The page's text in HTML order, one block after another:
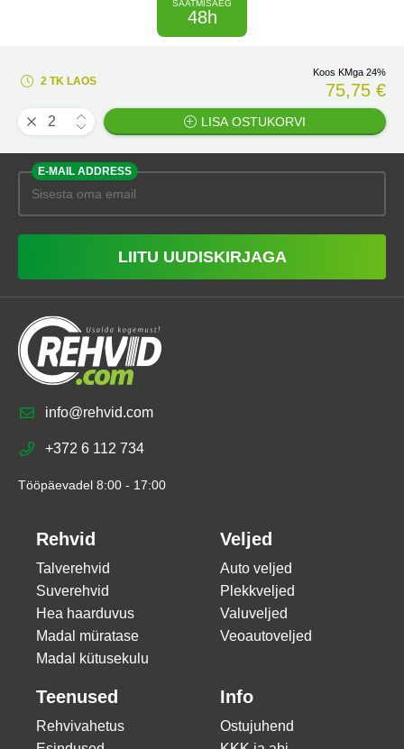
SAATMISAEG
48h
2 TK LAOS
Koos KMga 24%
75,75 €
LISA OSTUKORVI
E-MAIL ADDRESS
LIITU UUDISKIRJAGA
info@rehvid.com
+372 6 112 734
Tööpäevadel 8:00 - 17:00
Rehvid
Talverehvid
Suverehvid
Hea haarduvus
Madal müratase
Madal kütusekulu
Veljed
Auto veljed
Plekkveljed
Valuveljed
Veoautoveljed
Teenused
Rehvivahetus
Info
Ostujuhend